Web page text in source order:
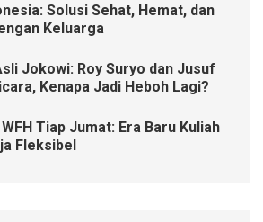
Solusi Sehat, Hemat, dan
Keluarga
Jokowi: Roy Suryo dan Jusuf
Kenapa Jadi Heboh Lagi?
Tiap Jumat: Era Baru Kuliah
Fleksibel